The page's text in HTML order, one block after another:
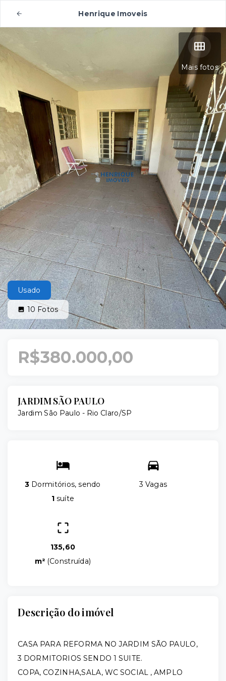
Henrique Imoveis
Mais fotos
Usado
10 Fotos
R$380.000,00
JARDIM SÃO PAULO
Jardim São Paulo - Rio Claro/SP
3 Dormitórios, sendo
1 suíte
3 Vagas
135,60
m² (Construída)
Descrição do imóvel
CASA PARA REFORMA NO JARDIM SÃO PAULO,
3 DORMITORIOS SENDO 1 SUITE.
COPA, COZINHA,SALA, WC SOCIAL , AMPLO